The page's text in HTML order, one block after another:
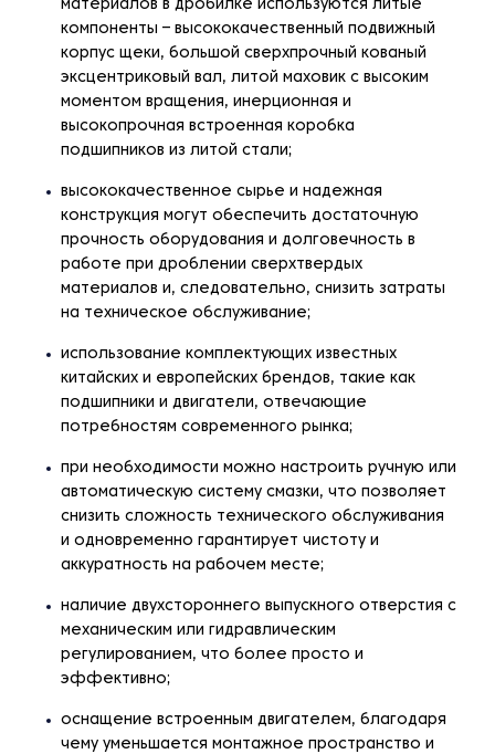
материалов в дробилке используются литые
компоненты – высококачественный подвижный
корпус щеки, большой сверхпрочный кованый
эксцентриковый вал, литой маховик с высоким
моментом вращения, инерционная и
высокопрочная встроенная коробка
подшипников из литой стали;
высококачественное сырье и надежная
конструкция могут обеспечить достаточную
прочность оборудования и долговечность в
работе при дроблении сверхтвердых
материалов и, следовательно, снизить затраты
на техническое обслуживание;
использование комплектующих известных
китайских и европейских брендов, такие как
подшипники и двигатели, отвечающие
потребностям современного рынка;
при необходимости можно настроить ручную или
автоматическую систему смазки, что позволяет
снизить сложность технического обслуживания
и одновременно гарантирует чистоту и
аккуратность на рабочем месте;
наличие двухстороннего выпускного отверстия с
механическим или гидравлическим
регулированием, что более просто и
эффективно;
оснащение встроенным двигателем, благодаря
чему уменьшается монтажное пространство и